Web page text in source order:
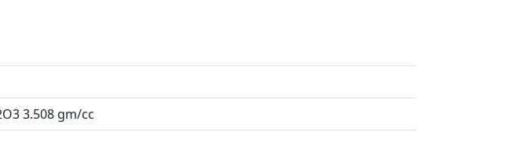
3.508 gm/cc